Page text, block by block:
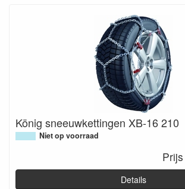
König sneeuwkettingen XB-16 210
Niet op voorraad
Details